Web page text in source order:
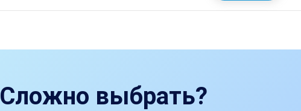
Сложно выбрать?